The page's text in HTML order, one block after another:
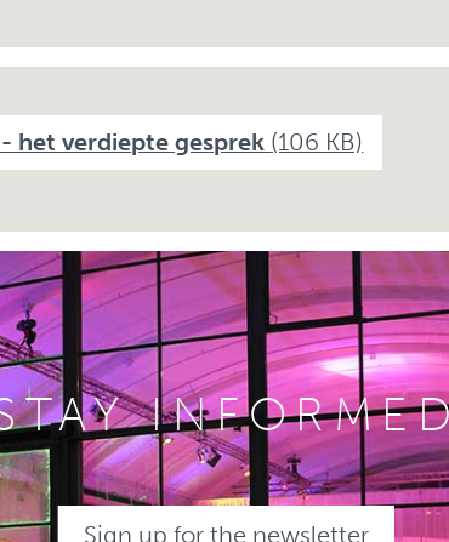
het verdiepte gesprek (106 KB)
Sign up for the newsletter